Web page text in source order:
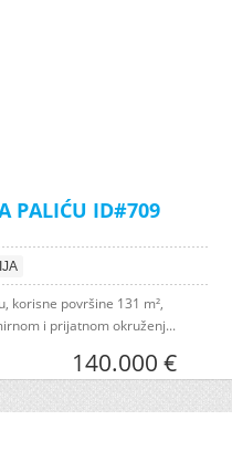
PALIĆU ID#709
korisne površine 131 m²,
i prijatnom okruženj...
140.000 €